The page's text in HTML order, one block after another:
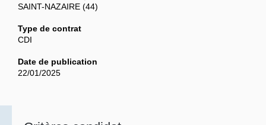
SAINT-NAZAIRE (44)
Type de contrat
CDI
Date de publication
22/01/2025